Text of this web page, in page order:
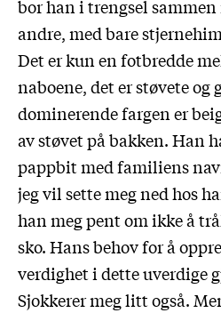
bor han i trengsel
andre, med bare
Det er kun en fotbredde
naboene, det er støvete og
dominerende fargen er
av støvet på bakken. Han
pappbit med familiens
jeg vil sette meg ned hos
han meg pent om ikke å
sko. Hans behov for å
verdighet i dette uverdige
Sjokkerer meg litt også.